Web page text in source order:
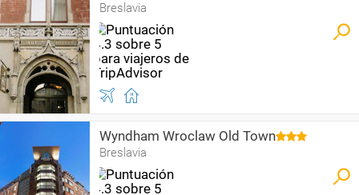
Breslavia
Wyndham Wroclaw Old Town
Breslavia